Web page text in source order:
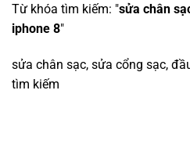
Từ khóa tìm kiếm: "sửa chân
iphone 8"
sửa chân sạc, sửa cổng sạc,
tìm kiếm